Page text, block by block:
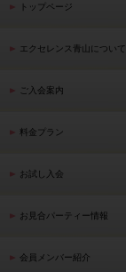
トップページ
エクセレンス青山について
ご入会案内
料金プラン
お試し入会
お見合パーティー情報
会員メンバー紹介